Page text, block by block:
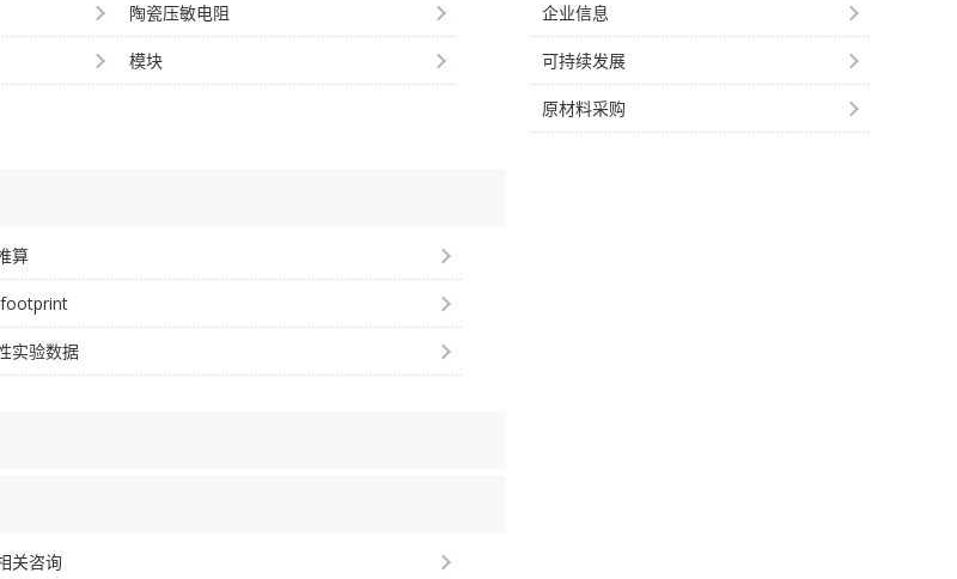
陶瓷压敏电阻
模块
算
实验数据
关咨询
企业信息
可持续发展
原材料采购